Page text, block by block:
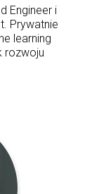
Engineer i
Prywatnie
learning
rozwoju